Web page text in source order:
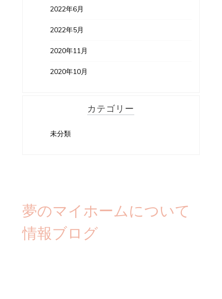
2022年6月
2022年5月
2020年11月
2020年10月
カテゴリー
未分類
夢のマイホームについて
情報ブログ